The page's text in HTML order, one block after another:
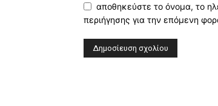
αποθηκεύστε το όνομα, το
περιήγησης για την επόμενη